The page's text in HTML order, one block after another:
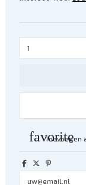
favorite
Toevoegen